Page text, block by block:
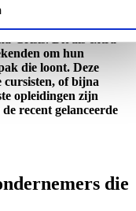
aan online
dan ook extra in
Crisis. Dit als extra
om hun
die loont. Deze
cursisten, of bijna
opleidingen zijn
recent gelanceerde
die